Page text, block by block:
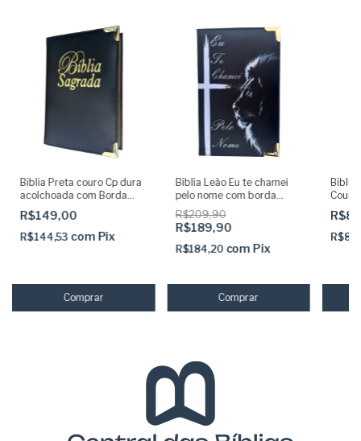
Biblia Preta couro Cp dura
acolchoada com Borda
Dourada S | Cantoneiras |
ARC com Harpa
R$149,00
R$144,53 com Pix
Biblia Leão Eu te chamei
pelo nome com borda
douradas ARC com Harpa
capa dura acolchoada
R$209,90
R$189,90
R$184,20 com Pix
Biblia
digital